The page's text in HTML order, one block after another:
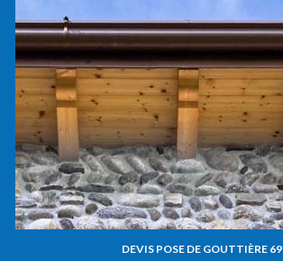
DEVIS POSE DE GOUTTIÈRE 69